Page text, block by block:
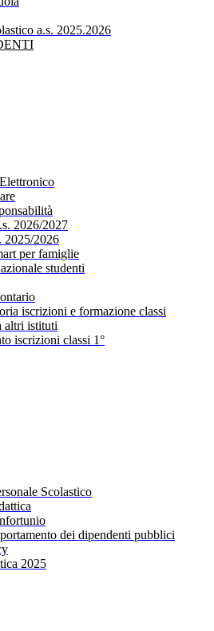
a.s. 2025.2026
2026/2027
2025/2026
per famiglie
studenti
iscrizioni e formazione classi
altri istituti
iscrizioni classi 1°
Scolastico
dei dipendenti pubblici
2025